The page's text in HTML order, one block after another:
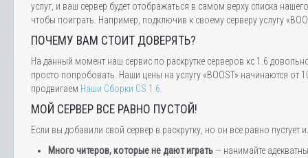
услуг, и ваш сервер будет отображаться в самом верху списка
чтобы поиграть. Например, подключив к своему серверу услугу
ПОЧЕМУ ВАМ СТОИТ ДОВЕРЯТЬ?
На данный момент наш сервис по раскрутке серверов кс 1.6
просто попробовать. Наши цены на услугу «BOOST» начинаются
продвигаем Наши Сборки CS 1.6
МОЙ СЕРВЕР ВСЕ РАВНО ПУСТОЙ!
Если вы добавили свой сервер в раскрутку, но он все равно
Много читеров, которые не дают играть — нанимайте